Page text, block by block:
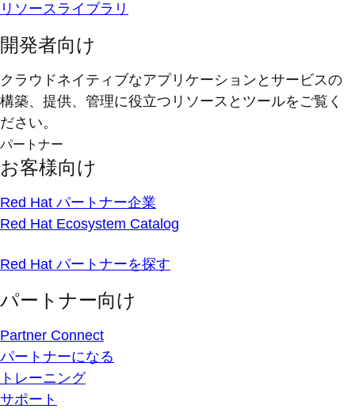
リソースライブラリ
開発者向け
クラウドネイティブなアプリケーションとサービスの
構築、提供、管理に役立つリソースとツールをご覧く
ださい。
パートナー
お客様向け
Red Hat パートナー企業
Red Hat Ecosystem Catalog
Red Hat パートナーを探す
パートナー向け
Partner Connect
パートナーになる
トレーニング
サポート